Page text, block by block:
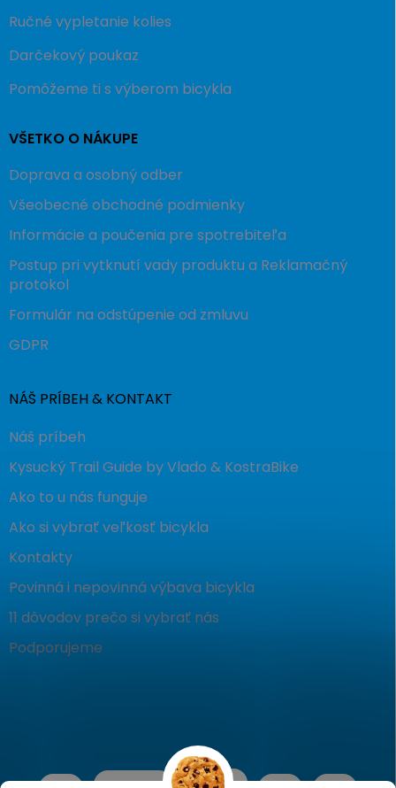
Ručné vypletanie kolies
Darčekový poukaz
Pomôžeme ti s výberom bicykla
VŠETKO O NÁKUPE
Doprava a osobný odber
Všeobecné obchodné podmienky
Informácie a poučenia pre spotrebiteľa
Postup pri vytknutí vady produktu a Reklamačný
protokol
Formulár na odstúpenie od zmluvu
GDPR
NÁŠ PRÍBEH & KONTAKT
Náš príbeh
Kysucký Trail Guide by Vlado & KostraBike
Ako to u nás funguje
Ako si vybrať veľkosť bicykla
Kontakty
Povinná i nepovinná výbava bicykla
11 dôvodov prečo si vybrať nás
Podporujeme